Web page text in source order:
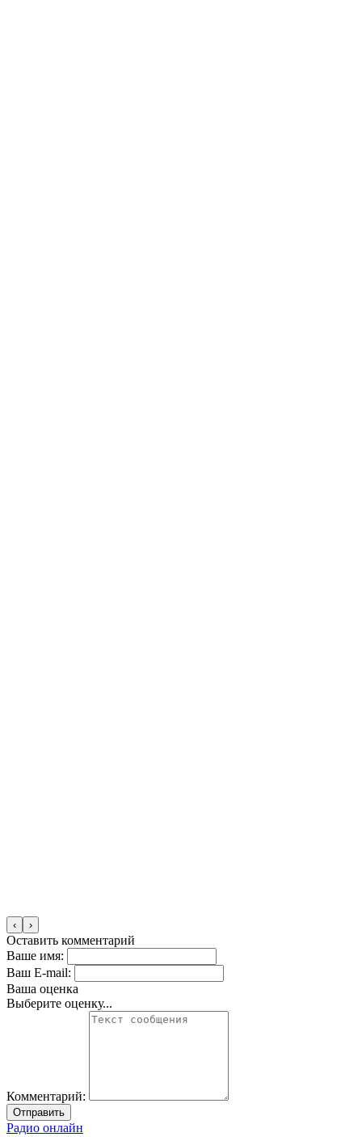
‹ ›
Оставить комментарий
Ваше имя:
Ваш E-mail:
Ваша оценка
Выберите оценку...
Комментарий:
Отправить
Радио онлайн